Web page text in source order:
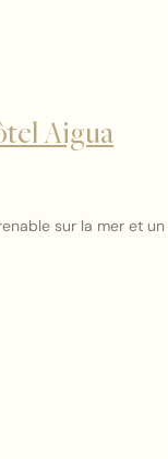
Aigua
sur la mer et un